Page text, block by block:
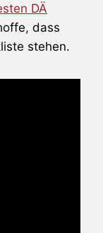
DÄ
dass
stehen.